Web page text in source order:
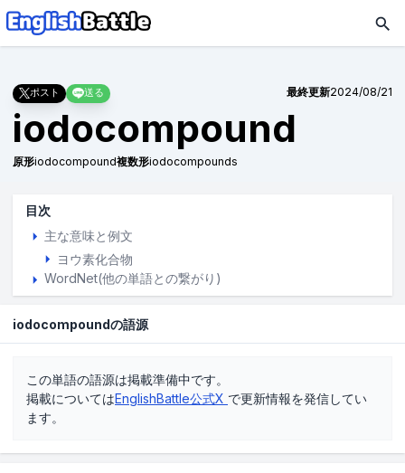
ポスト 送る 最終更新2024/08/21
iodocompound
原形iodocompound複数形iodocompounds
目次
主な意味と例文
ヨウ素化合物
WordNet(他の単語との繋がり)
iodocompoundの語源
この単語の語源は掲載準備中です。
掲載についてはEnglishBattle公式X で更新情報を発信してい
ます。